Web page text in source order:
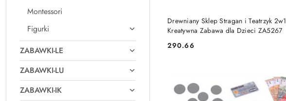
Montessori
Figurki
ZABAWKI-LE
ZABAWKI-LU
ZABAWKI-IK
Drewniany Sklep Stragan i Teatrzyk 2w1
Kreatywna Zabawa dla Dzieci ZA5267
Cena:
290.66
DO KOSZYKA